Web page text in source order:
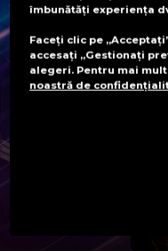
îmbunătăți experiența
Faceți clic pe
accesați „Gestionați
alegeri. Pentru mai
noastră de